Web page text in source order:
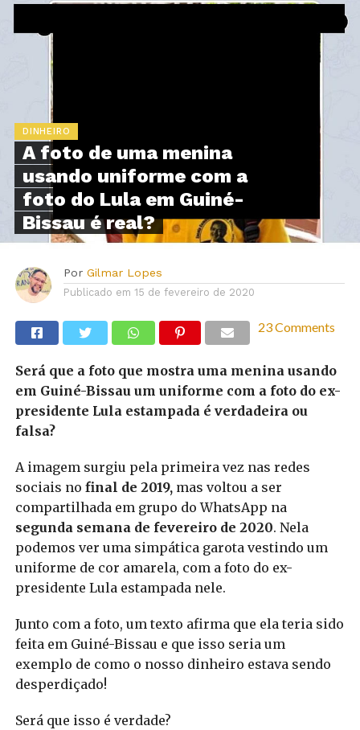
DINHEIRO
A foto de uma menina
usando uniforme com a
foto do Lula em Guiné-
Bissau é real?
Por Gilmar Lopes
Publicado em 15 de fevereiro de 2020
23 Comments
Será que a foto que mostra uma menina usando
em Guiné-Bissau um uniforme com a foto do ex-
presidente Lula estampada é verdadeira ou
falsa?
A imagem surgiu pela primeira vez nas redes
sociais no final de 2019,mas voltou a ser
compartilhada em grupo do WhatsApp na
segunda semana de fevereiro de 2020. Nela
podemos ver uma simpática garota vestindo um
uniforme de cor amarela, com a foto do ex-
presidente Lula estampada nele.
Junto com a foto, um texto afirma que ela teria sido
feita em Guiné-Bissau e que isso seria um
exemplo de como o nosso dinheiro estava sendo
desperdiçado!
Será que isso é verdade?